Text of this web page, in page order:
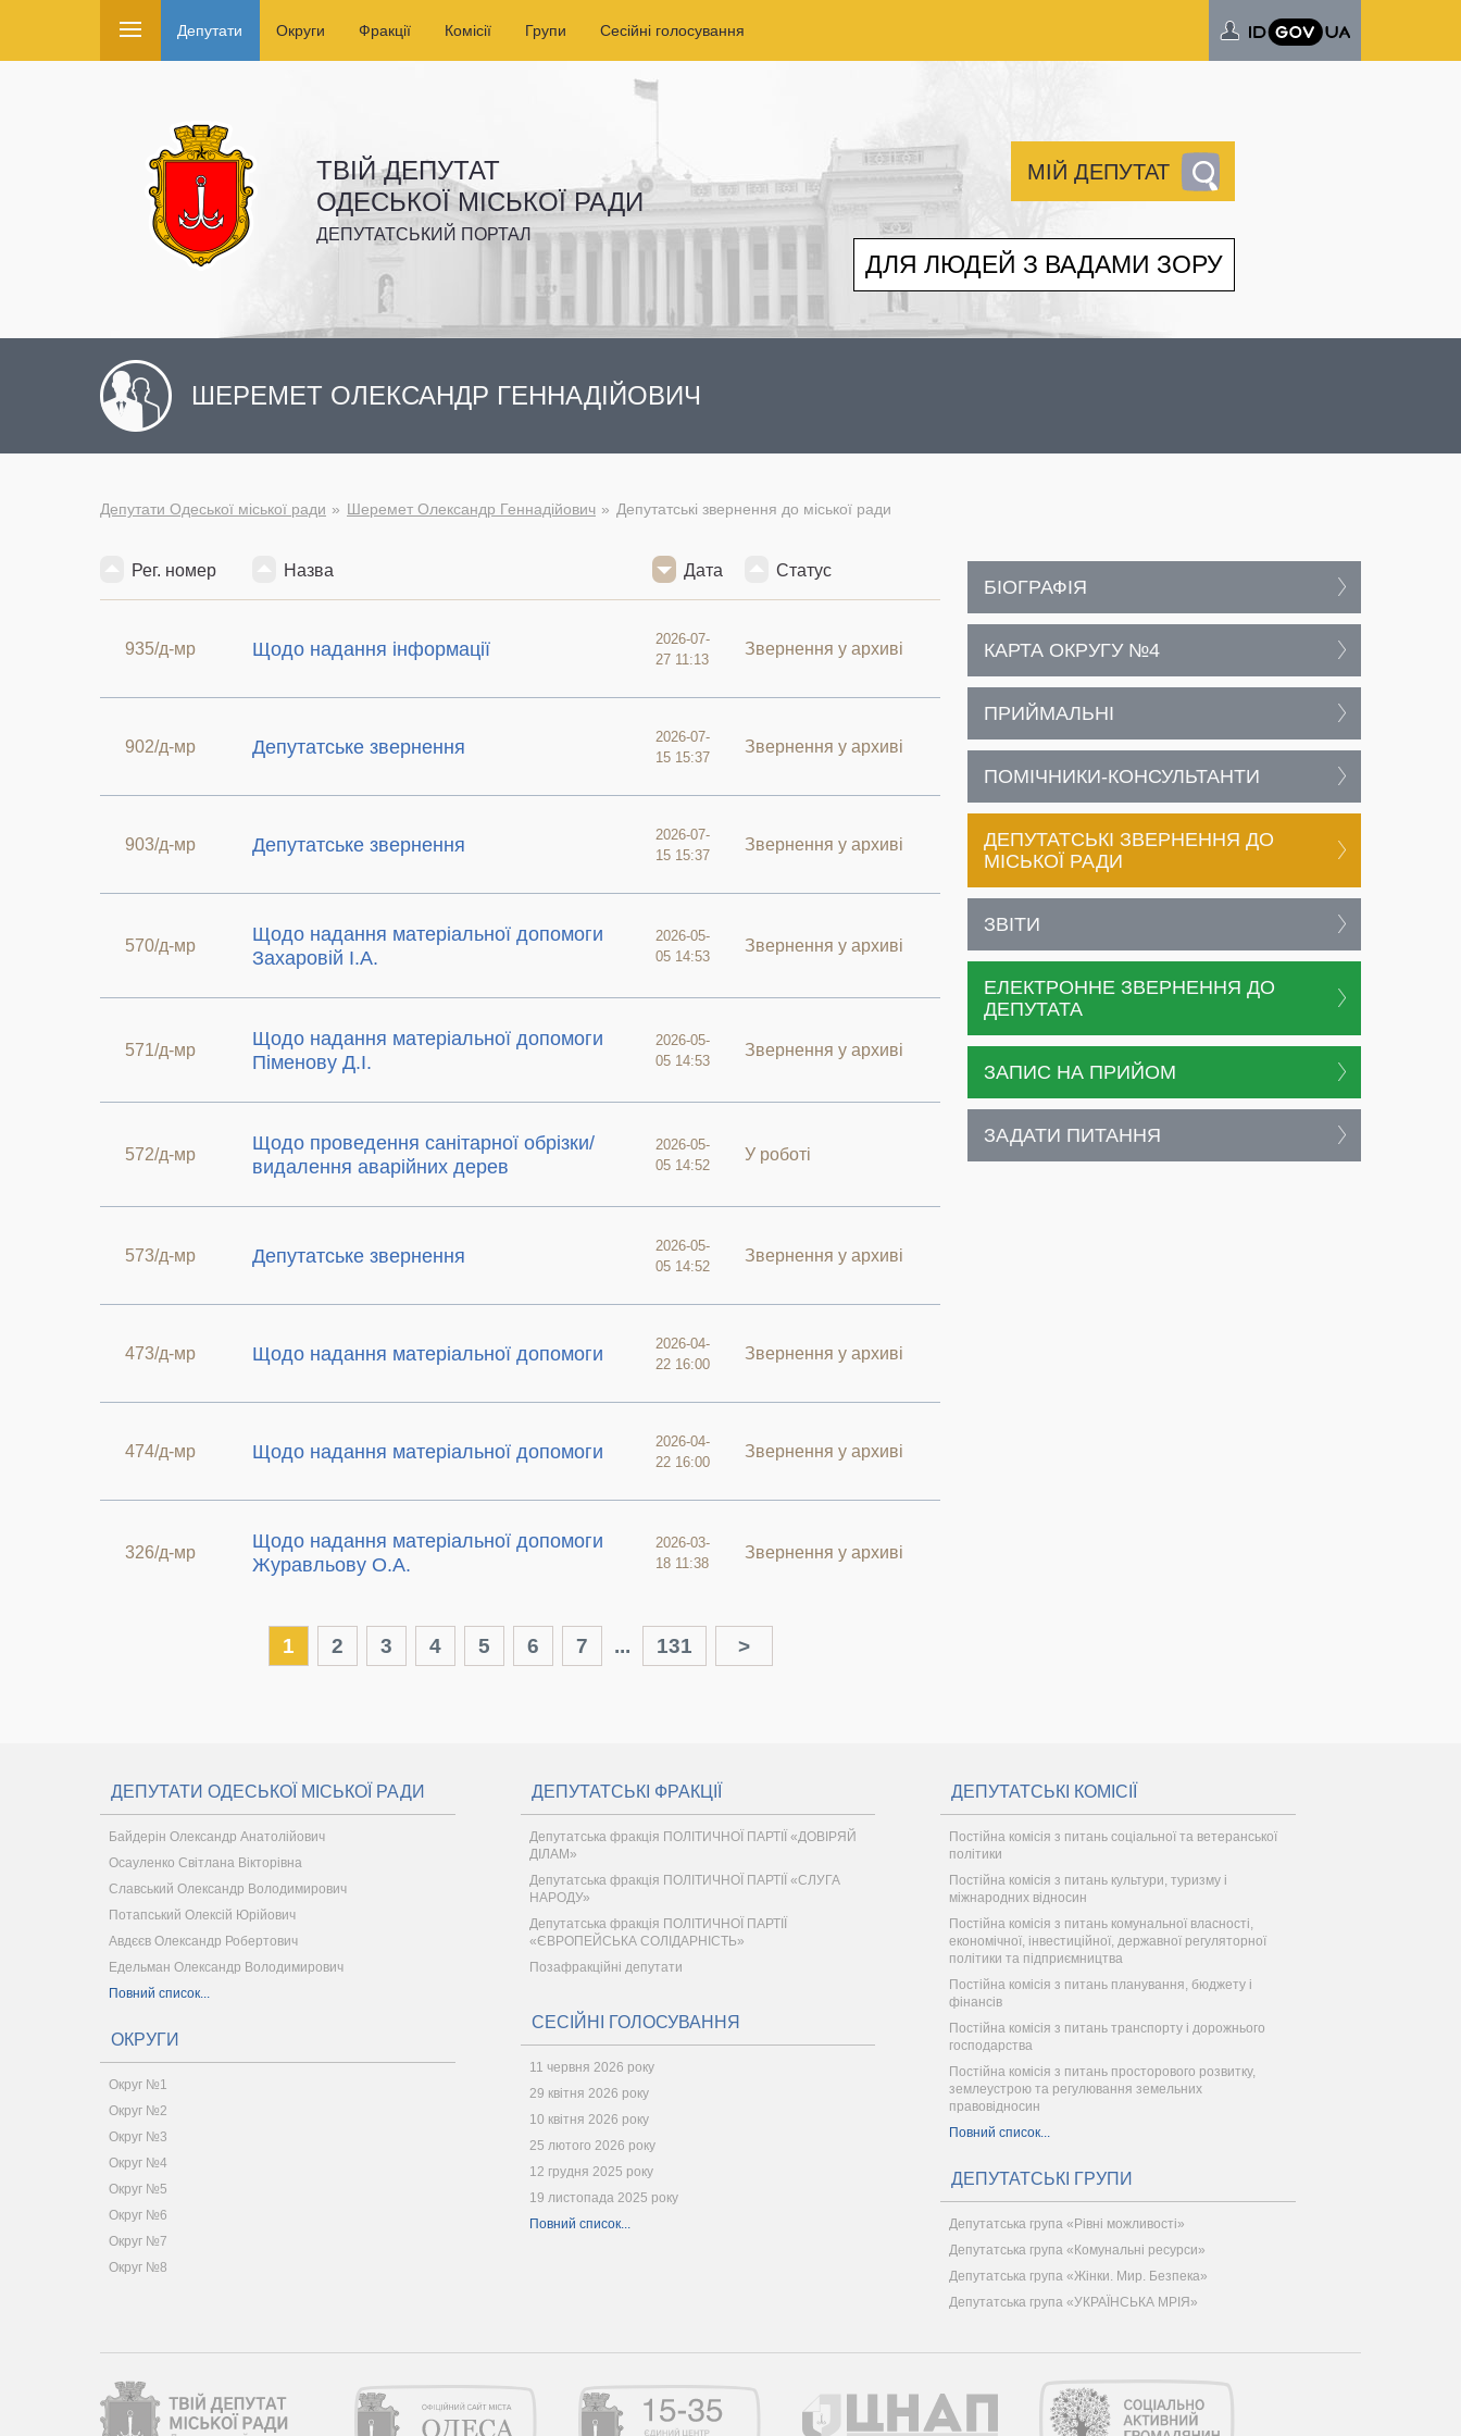
Депутати Округи Фракції Комісії Групи Сесійні голосування
ТВІЙ ДЕПУТАТ
ОДЕСЬКОЇ МІСЬКОЇ РАДИ
ДЕПУТАТСЬКИЙ ПОРТАЛ
МІЙ ДЕПУТАТ
ДЛЯ ЛЮДЕЙ З ВАДАМИ ЗОРУ
ШЕРЕМЕТ ОЛЕКСАНДР ГЕННАДІЙОВИЧ
Депутати Одеської міської ради Шеремет Олександр Геннадійович Депутатські звернення до міської ради
Рег. номер Назва Дата Статус
935/д-мр Щодо надання інформації
2026-07-
27 11:13
Звернення у архиві
902/д-мр Депутатське звернення
2026-07-
15 15:37
Звернення у архиві
903/д-мр Депутатське звернення
2026-07-
15 15:37
Звернення у архиві
570/д-мр
Щодо надання матеріальної допомоги
Захаровій І.А.
2026-05-
05 14:53
Звернення у архиві
571/д-мр
Щодо надання матеріальної допомоги
Піменову Д.І.
2026-05-
05 14:53
Звернення у архиві
572/д-мр
Щодо проведення санітарної обрізки/
видалення аварійних дерев
2026-05-
05 14:52
У роботі
573/д-мр Депутатське звернення
2026-05-
05 14:52
Звернення у архиві
473/д-мр Щодо надання матеріальної допомоги
2026-04-
22 16:00
Звернення у архиві
474/д-мр Щодо надання матеріальної допомоги
2026-04-
22 16:00
Звернення у архиві
326/д-мр
Щодо надання матеріальної допомоги
Журавльову О.А.
2026-03-
18 11:38
Звернення у архиві
1 2 3 4 5 6 7 ... 131 >
БІОГРАФІЯ
КАРТА ОКРУГУ №4
ПРИЙМАЛЬНІ
ПОМІЧНИКИ-КОНСУЛЬТАНТИ
ДЕПУТАТСЬКІ ЗВЕРНЕННЯ ДО
МІСЬКОЇ РАДИ
ЗВІТИ
ЕЛЕКТРОННЕ ЗВЕРНЕННЯ ДО
ДЕПУТАТА
ЗАПИС НА ПРИЙОМ
ЗАДАТИ ПИТАННЯ
ДЕПУТАТИ ОДЕСЬКОЇ МІСЬКОЇ РАДИ
Байдерін Олександр Анатолійович
Осауленко Світлана Вікторівна
Славський Олександр Володимирович
Потапський Олексій Юрійович
Авдєєв Олександр Робертович
Едельман Олександр Володимирович
Повний список...
ОКРУГИ
Округ №1
Округ №2
Округ №3
Округ №4
Округ №5
Округ №6
Округ №7
Округ №8
ДЕПУТАТСЬКІ ФРАКЦІЇ
Депутатська фракція ПОЛІТИЧНОЇ ПАРТІЇ «ДОВІРЯЙ
ДІЛАМ»
Депутатська фракція ПОЛІТИЧНОЇ ПАРТІЇ «СЛУГА
НАРОДУ»
Депутатська фракція ПОЛІТИЧНОЇ ПАРТІЇ
«ЄВРОПЕЙСЬКА СОЛІДАРНІСТЬ»
Позафракційні депутати
СЕСІЙНІ ГОЛОСУВАННЯ
11 червня 2026 року
29 квітня 2026 року
10 квітня 2026 року
25 лютого 2026 року
12 грудня 2025 року
19 листопада 2025 року
Повний список...
ДЕПУТАТСЬКІ КОМІСІЇ
Постійна комісія з питань соціальної та ветеранської
політики
Постійна комісія з питань культури, туризму і
міжнародних відносин
Постійна комісія з питань комунальної власності,
економічної, інвестиційної, державної регуляторної
політики та підприємництва
Постійна комісія з питань планування, бюджету і
фінансів
Постійна комісія з питань транспорту і дорожнього
господарства
Постійна комісія з питань просторового розвитку,
землеустрою та регулювання земельних
правовідносин
Повний список...
ДЕПУТАТСЬКІ ГРУПИ
Депутатська група «Рівні можливості»
Депутатська група «Комунальні ресурси»
Депутатська група «Жінки. Мир. Безпека»
Депутатська група «УКРАЇНСЬКА МРІЯ»